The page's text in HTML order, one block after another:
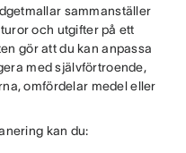
sammanställer
och utgifter på ett
gör att du kan anpassa
med självförtroende,
omfördelar medel eller
kan du: